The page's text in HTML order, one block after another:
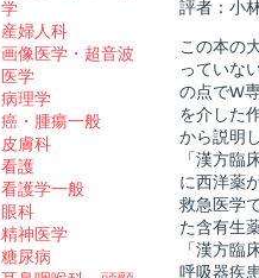
評者：小
この本の
っていな
の点でW
を介した
から説明
「漢方臨
に西洋薬
救急医学
た含有生
「漢方
呼吸器疾
学
産婦人科
画像医学・超音波
医学
病理学
癌・腫瘍一般
皮膚科
看護
看護学一般
眼科
精神医学
糖尿病